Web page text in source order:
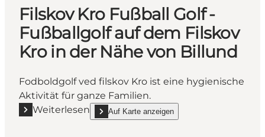
Filskov Kro Fußball Golf -
Fußballgolf auf dem Filskov
Kro in der Nähe von Billund
Fodboldgolf ved filskov Kro ist eine hygienische
Aktivität für ganze Familien.
Weiterlesen
Mehr erfahren "Filskov Kro Fußball Golf -
Auf Karte anzeigen
show Filskov Kro Fußball Golf - Fußballgolf auf